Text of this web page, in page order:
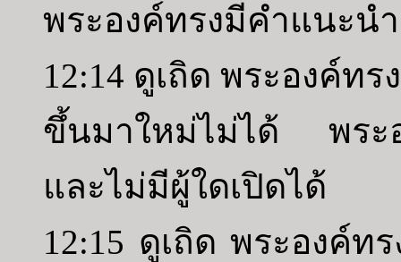
พระองค์ทรงมีคำแนะน
12:14 ดูเถิด พระองค์ท
ขึ้นมาใหม่ไม่ได้ พระ
และไม่มีผู้ใดเปิดได้
12:15 ดูเถิด พระองค์ท